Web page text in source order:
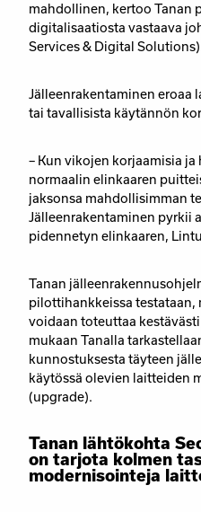
mahdollinen, kertoo Tanan
digitalisaatiosta vastaava
Services & Digital
Jälleenrakentaminen eroaa
tai tavallisista käytännön
– Kun vikojen korjaamisia
normaalin elinkaaren
jaksonsa mahdollisimman
Jälleenrakentaminen pyrkii
pidennetyn elinkaaren,
Tanan
pilottihankkeissa
voidaan toteuttaa
mukaan Tanalla
kunnostuksesta täyteen
käytössä olevien laitteiden
(upgrade).
Tanan lähtökohta
on tarjota kolmen
modernisointeja